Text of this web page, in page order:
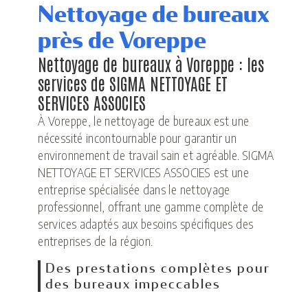
Nettoyage de bureaux
près de Voreppe
Nettoyage de bureaux à Voreppe : les
services de SIGMA NETTOYAGE ET
SERVICES ASSOCIES
À Voreppe, le nettoyage de bureaux est une
nécessité incontournable pour garantir un
environnement de travail sain et agréable. SIGMA
NETTOYAGE ET SERVICES ASSOCIES est une
entreprise spécialisée dans le nettoyage
professionnel, offrant une gamme complète de
services adaptés aux besoins spécifiques des
entreprises de la région.
Des prestations complètes pour
des bureaux impeccables